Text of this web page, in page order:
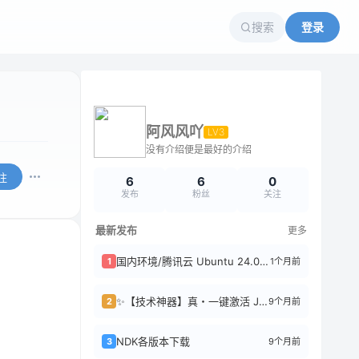
搜索 登录
阿风风吖 LV3
没有介绍便是最好的介绍
6
发布
6
粉丝
0
关注
最新发布 更多
1 国内环境/腾讯云 Ubuntu 24.04 完美安装 Codex CLI 避坑指... 1个月前
2 ✨【技术神器】真・一键激活 JetBrains 全家桶！三系统通用，0 手动操作...9个月前
3 NDK各版本下载 9个月前